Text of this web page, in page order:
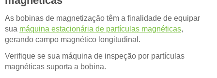
As bobinas de magnetização têm a finalidade de equipar
sua máquina estacionária de partículas magnéticas,
gerando campo magnético longitudinal.
Verifique se sua máquina de inspeção por partículas
magnéticas suporta a bobina.